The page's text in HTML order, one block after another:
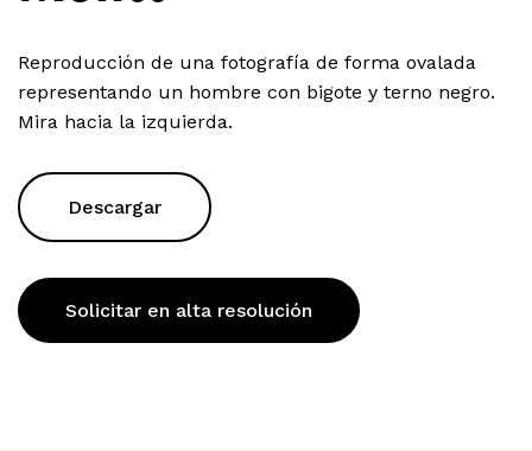
Reproducción de una fotografía de forma ovalada
representando un hombre con bigote y terno negro.
Mira hacia la izquierda.
Descargar
Solicitar en alta resolución